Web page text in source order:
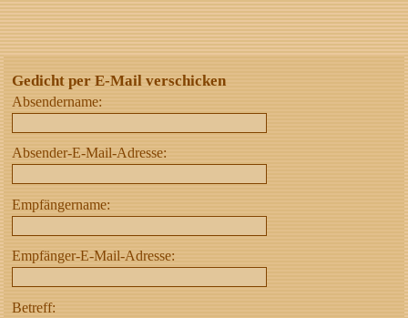
Gedicht per E-Mail verschicken
Absendername:
Absender-E-Mail-Adresse:
Empfängername:
Empfänger-E-Mail-Adresse:
Betreff: